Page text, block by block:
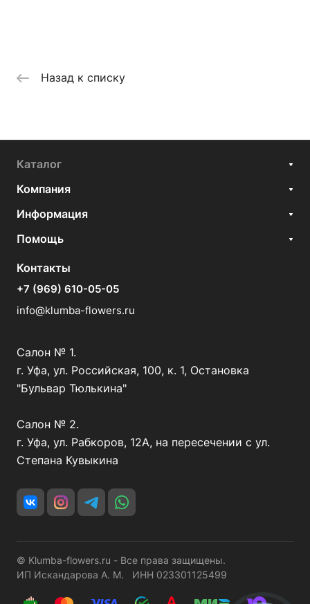
Назад к списку
Каталог
Компания
Информация
Помощь
Контакты
+7 (969) 610-05-05
info@klumba-flowers.ru
Салон № 1.
г. Уфа, ул. Российская, 100, к. 1, Остановка
"Бульвар Тюлькина"
Салон № 2.
г. Уфа, ул. Рабкоров, 12А, на пересечении с ул.
Степана Кувыкина
© Klumba-flowers.ru - Все права защищены.
ИП Искандарова А. М. ИНН 023301125499